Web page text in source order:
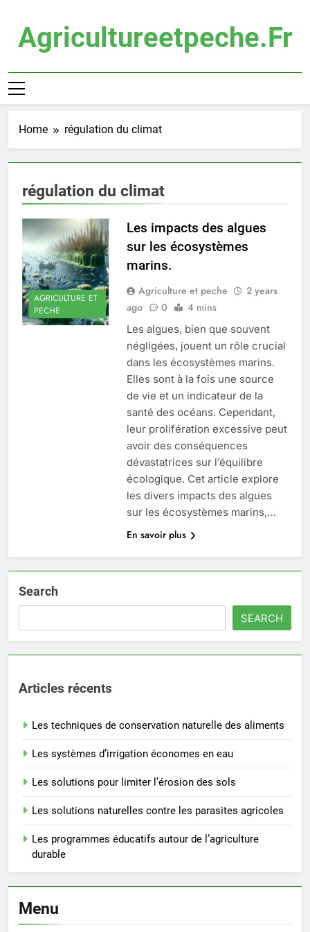
contentAgricultureetpeche.fr
Home régulation du climat
régulation du climat
AGRICULTURE ET
PECHE
Les impacts des algues
sur les écosystèmes
marins.
Agriculture et peche
2 years
ago
0 4 mins
Les algues, bien que souvent
négligées, jouent un rôle crucial
dans les écosystèmes marins.
Elles sont à la fois une source
de vie et un indicateur de la
santé des océans. Cependant,
leur prolifération excessive peut
avoir des conséquences
dévastatrices sur l’équilibre
écologique. Cet article explore
les divers impacts des algues
sur les écosystèmes marins,…
En savoir plus
Search
SEARCH
Articles récents
Les techniques de conservation naturelle des aliments
Les systèmes d’irrigation économes en eau
Les solutions pour limiter l’érosion des sols
Les solutions naturelles contre les parasites agricoles
Les programmes éducatifs autour de l’agriculture
durable
Menu